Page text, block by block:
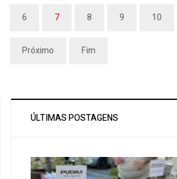
6 7 8 9 10
Próximo Fim
ÚLTIMAS POSTAGENS